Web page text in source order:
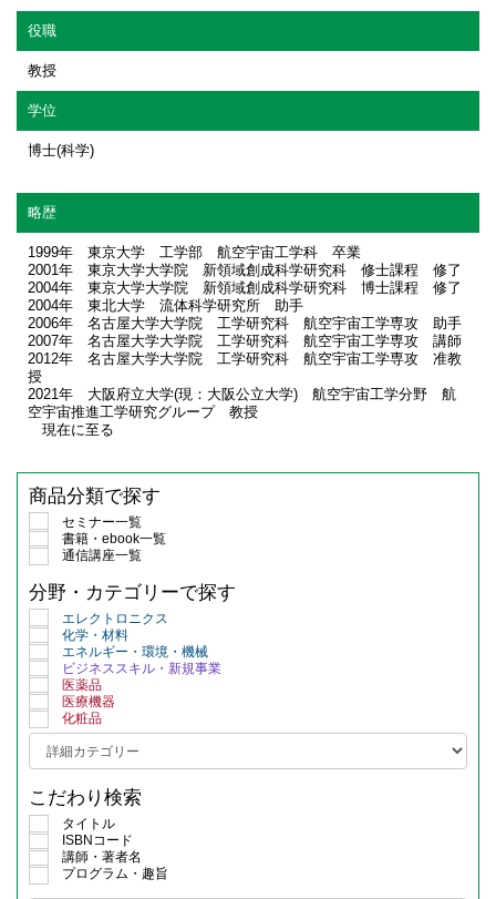
役職
教授
学位
博士(科学)
略歴
1999年 東京大学 工学部 航空宇宙工学科 卒業
2001年 東京大学大学院 新領域創成科学研究科 修士課程 修了
2004年 東京大学大学院 新領域創成科学研究科 博士課程 修了
2004年 東北大学 流体科学研究所 助手
2006年 名古屋大学大学院 工学研究科 航空宇宙工学専攻 助手
2007年 名古屋大学大学院 工学研究科 航空宇宙工学専攻 講師
2012年 名古屋大学大学院 工学研究科 航空宇宙工学専攻 准教
授
2021年 大阪府立大学(現：大阪公立大学) 航空宇宙工学分野 航
空宇宙推進工学研究グループ 教授
現在に至る
商品分類で探す
セミナー一覧
書籍・ebook一覧
通信講座一覧
分野・カテゴリーで探す
エレクトロニクス
化学・材料
エネルギー・環境・機械
ビジネススキル・新規事業
医薬品
医療機器
化粧品
こだわり検索
タイトル
ISBNコード
講師・著者名
プログラム・趣旨